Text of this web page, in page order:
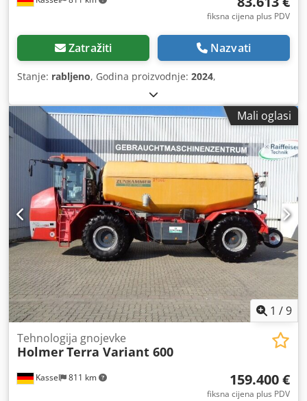
fiksna cijena plus PDV
Zatražiti Nazvati
Stanje: rabljeno, Godina proizvodnje: 2024,
Mali oglasi
1 /9
Kassel 811 km
Tehnologija gnojevke
HolmerTerra Variant 600
159.400 €
fiksna cijena plus PDV